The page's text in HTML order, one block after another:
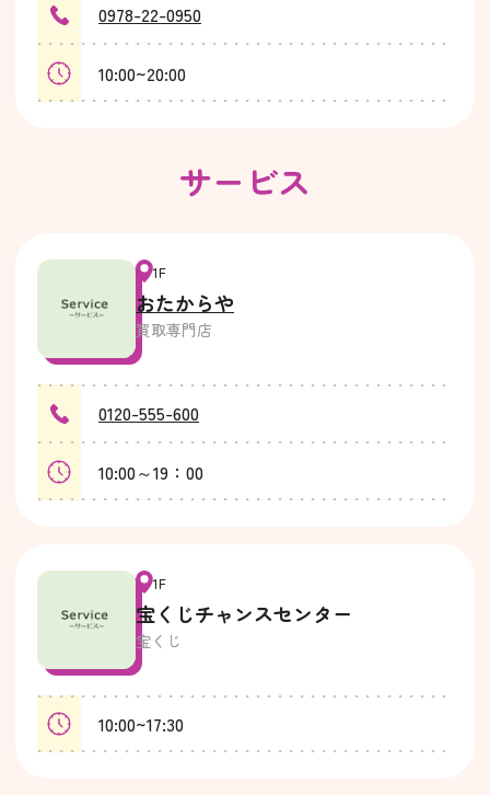
0978-22-0950
10:00~20:00
サービス
1F
おたからや
買取専門店
0120-555-600
10:00～19：00
1F
宝くじチャンスセンター
宝くじ
10:00~17:30